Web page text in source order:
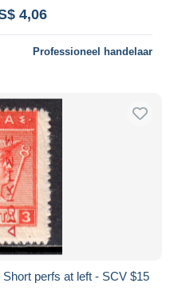
4,06
Professioneel handelaar
perfs at left - SCV $15